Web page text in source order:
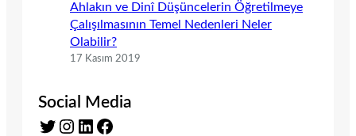
Ahlakın ve Dinî Düşüncelerin Öğretilmeye
Çalışılmasının Temel Nedenleri Neler
Olabilir?
17 Kasım 2019
Social Media
Twitter Instagram LinkedIn Facebook